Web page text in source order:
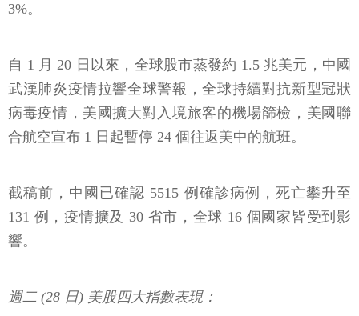
3%。
自 1 月 20 日以來，全球股市蒸發約 1.5 兆美元，中國
武漢肺炎疫情拉響全球警報，全球持續對抗新型冠狀
病毒疫情，美國擴大對入境旅客的機場篩檢，美國聯
合航空宣布 1 日起暫停 24 個往返美中的航班。
截稿前，中國已確認 5515 例確診病例，死亡攀升至
131 例，疫情擴及 30 省市，全球 16 個國家皆受到影
響。
週二 (28 日) 美股四大指數表現：